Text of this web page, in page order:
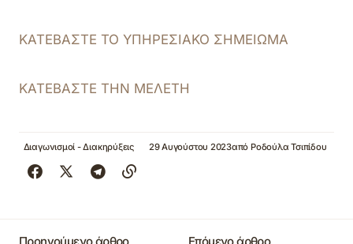
ΚΑΤΕΒΑΣΤΕ ΤΟ ΥΠΗΡΕΣΙΑΚΟ ΣΗΜΕΙΩΜΑ
ΚΑΤΕΒΑΣΤΕ ΤΗΝ ΜΕΛΕΤΗ
Διαγωνισμοί - Διακηρύξεις 29 Αυγούστου 2023από Ροδούλα Τσιπίδου